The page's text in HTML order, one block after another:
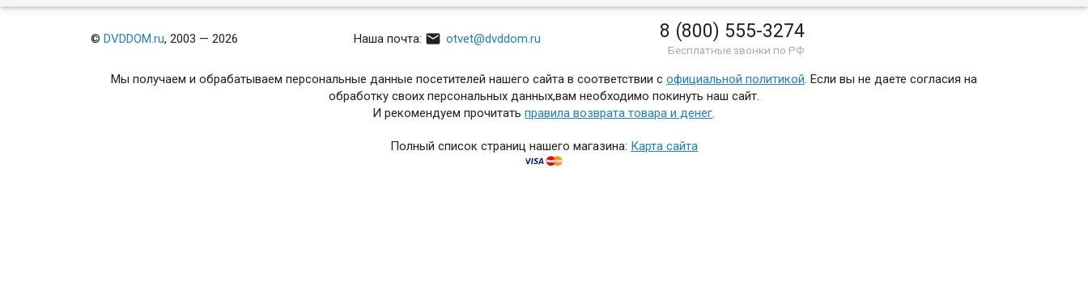
/ Трансформеры 4 Э
(Transformers)
Transformers
©DVDDOM.ru, 2003 — 2026 Наша почта:  otvet@dvddom.ru 8 (800) 555-3274
Бесплатные звонки по РФ
Мы получаем и обрабатываем персональные данные посетителей нашего сайта в соответствии с официальной политикой . Если вы не даете согласия на
обработку своих персональных данных,вам необходимо покинуть наш сайт.
И рекомендуем прочитатьправила возврата товара и денег
Полный список страниц нашего магазина: Карта сайта